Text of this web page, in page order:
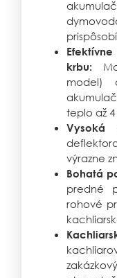
krbu:
model)
teplo až
Vysoká
výrazne
Bohatá
predné
rohové